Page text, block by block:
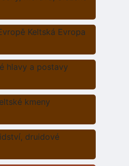
Keltská Evropa
hlavy a postavy
kmeny
druidové